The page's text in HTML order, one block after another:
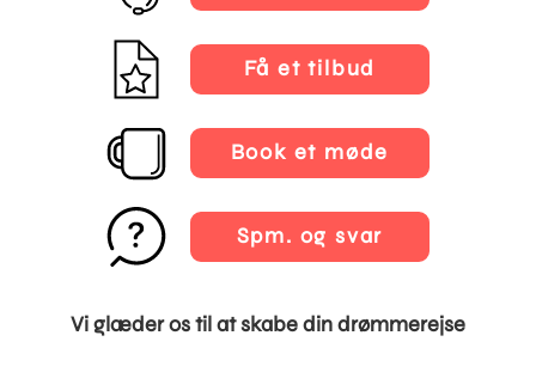
Få et tilbud
Book et møde
Spm. og svar
Vi glæder os til at skabe din drømmerejse